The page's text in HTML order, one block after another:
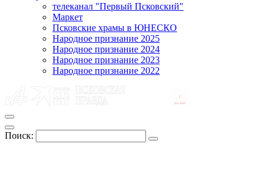
телеканал "Первый Псковский"
Маркет
Псковские храмы в ЮНЕСКО
Народное признание 2025
Народное признание 2024
Народное признание 2023
Народное признание 2022
Поиск: